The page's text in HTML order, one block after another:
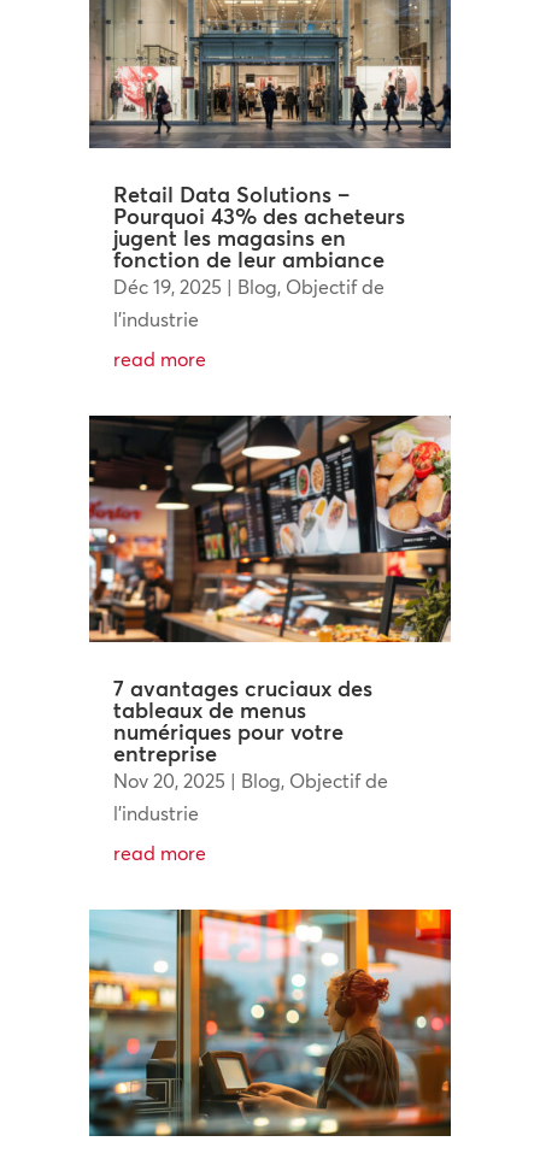
Retail Data Solutions –
Pourquoi 43% des acheteurs
jugent les magasins en
fonction de leur ambiance
Déc 19, 2025 | Blog, Objectif de
l'industrie
read more
7 avantages cruciaux des
tableaux de menus
numériques pour votre
entreprise
Nov 20, 2025 | Blog, Objectif de
l'industrie
read more